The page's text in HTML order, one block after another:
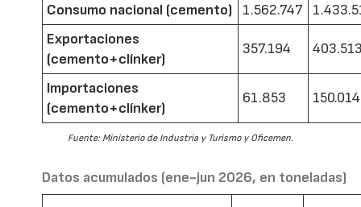
Consumo nacional (cemento)
1.562.747
Exportaciones
(cemento+clínker)
357.194
Importaciones
(cemento+clínker)
61.853 150.014
Fuente: Ministerio de Industria y Turismo y Oficemen.
Datos acumulados (ene-jun 2026, en toneladas)